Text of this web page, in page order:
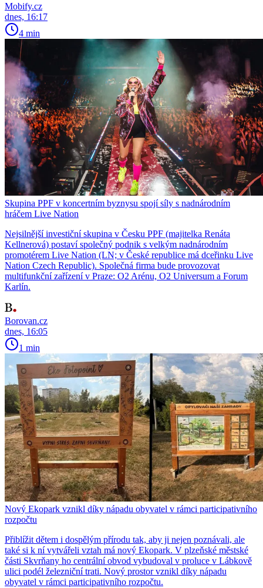
Mobify.cz
dnes, 16:17
4 min
Skupina PPF v koncertním byznysu spojí síly s nadnárodním
hráčem Live Nation
Nejsilnější investiční skupina v Česku PPF (majitelka Renáta
Kellnerová) postaví společný podnik s velkým nadnárodním
promotérem Live Nation (LN; v České republice má dceřinku Live
Nation Czech Republic). Společná firma bude provozovat
multifunkční zařízení v Praze: O2 Arénu, O2 Universum a Forum
Karlín.
Borovan.cz
dnes, 16:05
1 min
Nový Ekopark vznikl díky nápadu obyvatel v rámci participativního
rozpočtu
Přiblížit dětem i dospělým přírodu tak, aby ji nejen poznávali, ale
také si k ní vytvářeli vztah má nový Ekopark. V plzeňské městské
části Skvrňany ho centrální obvod vybudoval v proluce v Lábkově
ulici podél železniční trati. Nový prostor vznikl díky nápadu
obyvatel v rámci participativního rozpočtu.